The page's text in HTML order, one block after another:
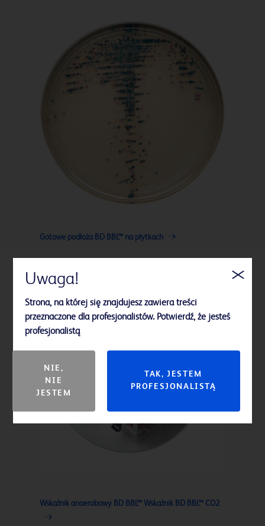
Gotowe podłoża BD BBL™ na płytkach
Wskaźnik anaerobowy BD BBL™ Wskaźnik BD BBL™ CO2
Uwaga!
Strona, na której się znajdujesz zawiera treści
przeznaczone dla profesjonalistów. Potwierdź, że jesteś
profesjonalistą
NIE,
NIE
JESTEM
TAK, JESTEM
PROFESJONALISTĄ